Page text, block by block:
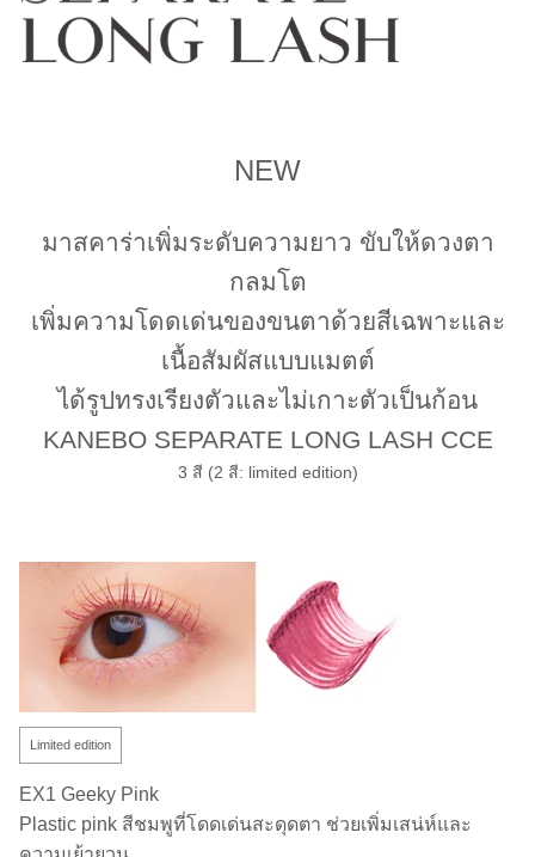
NEW
มาสคาร่าเพิ่มระดับความยาว ขับให้ดวงตา
กลมโต
เพิ่มความโดดเด่นของขนตาด้วยสีเฉพาะและ
เนื้อสัมผัสแบบแมตต์
ได้รูปทรงเรียงตัวและไม่เกาะตัวเป็นก้อน
KANEBO SEPARATE LONG LASH CCE
3 สี (2 สี: limited edition)
Limited edition
EX1 Geeky Pink
Plastic pink สีชมพูที่โดดเด่นสะดุดตา ช่วยเพิ่มเสน่ห์และ